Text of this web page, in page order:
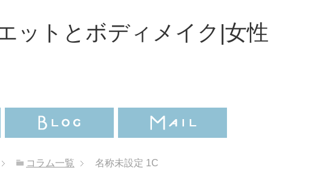
ットとボディメイク|女性
コラム一覧 名称未設定 1C